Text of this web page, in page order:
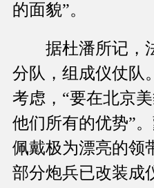
的面貌”。
据杜潘所记，
分队，组成仪仗队
考虑，“要在北京
他们所有的优势”
佩戴极为漂亮的领
部分炮兵已改装成